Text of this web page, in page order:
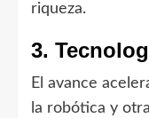
riqueza.
3.
El avance
la robótica y